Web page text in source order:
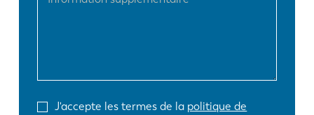
J'accepte les termes de la politique de